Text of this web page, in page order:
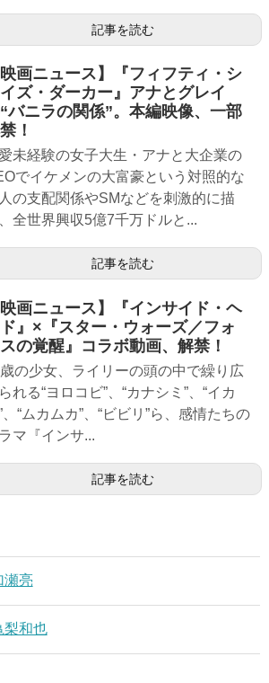
記事を読む
映画ニュース】『フィフティ・シ
ズ・ダーカー』アナとグレイ
バニラの関係”。本編映像、一部
！
未経験の女子大生・アナと大企業の
でイケメンの大富豪という対照的な
の支配関係やSMなどを刺激的に描
全世界興収5億7千万ドルと...
記事を読む
映画ニュース】『インサイド・ヘ
』×『スター・ウォーズ／フォ
の覚醒』コラボ動画、解禁！
の少女、ライリーの頭の中で繰り広
れる“ヨロコビ”、“カナシミ”、“イカ
、“ムカムカ”、“ビビリ”ら、感情たちの
ラマ『インサ...
記事を読む
瀬亮
梨和也